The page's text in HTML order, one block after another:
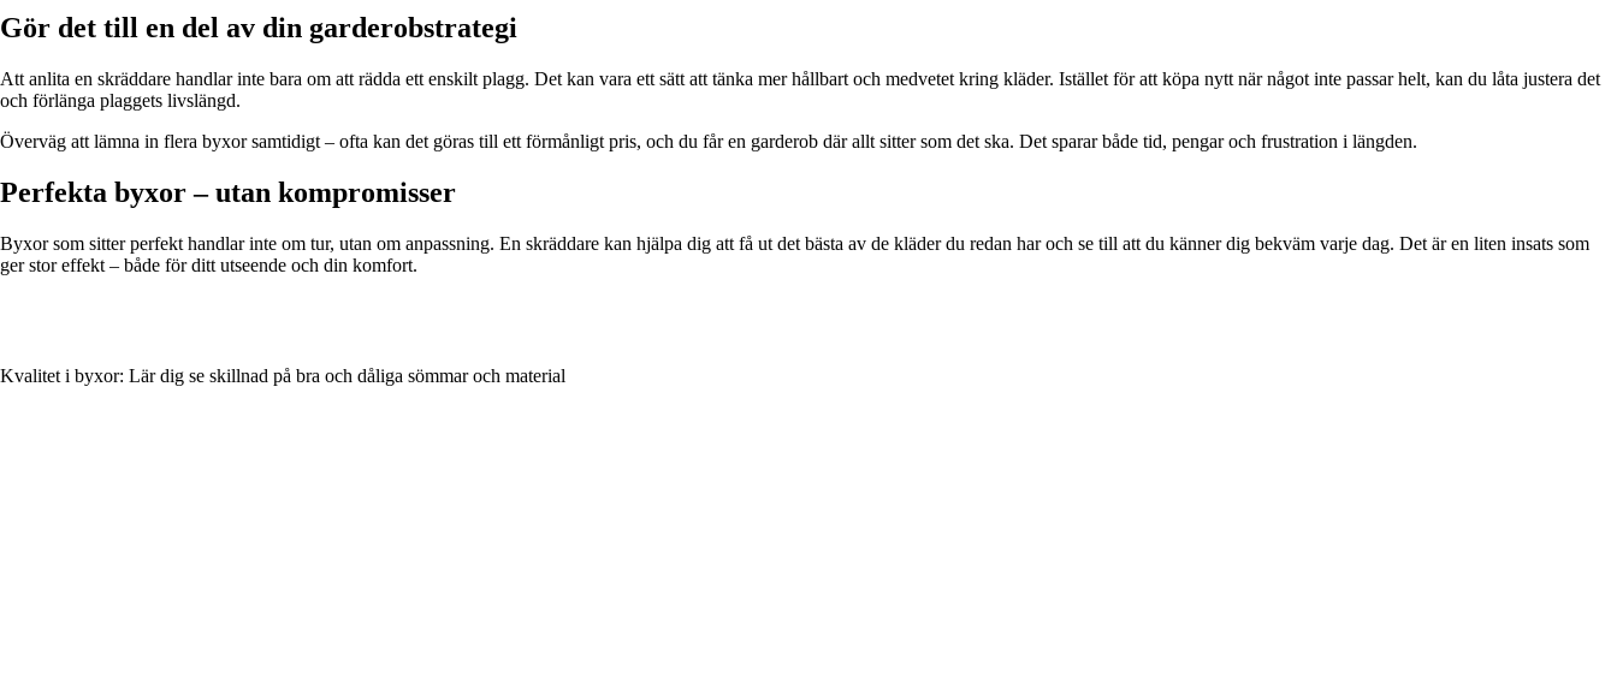
Gör det till en del av din garderobstrategi
Att anlita en skräddare handlar inte bara om att rädda ett enskilt plagg. Det kan vara ett sätt att tänka mer hållbart och medvetet kring kläder. Istället för att köpa nytt när något inte passar helt, kan du låta justera det
och förlänga plaggets livslängd.
Överväg att lämna in flera byxor samtidigt – ofta kan det göras till ett förmånligt pris, och du får en garderob där allt sitter som det ska. Det sparar både tid, pengar och frustration i längden.
Perfekta byxor – utan kompromisser
Byxor som sitter perfekt handlar inte om tur, utan om anpassning. En skräddare kan hjälpa dig att få ut det bästa av de kläder du redan har och se till att du känner dig bekväm varje dag. Det är en liten insats som
ger stor effekt – både för ditt utseende och din komfort.
Kvalitet i byxor: Lär dig se skillnad på bra och dåliga sömmar och material